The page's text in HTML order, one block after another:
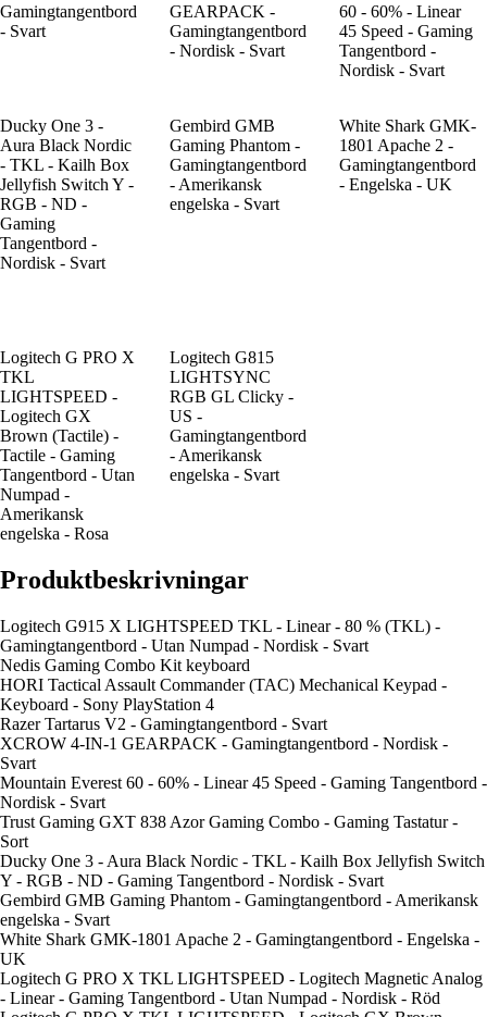
Gamingtangentbord
- Svart
GEARPACK -
Gamingtangentbord
- Nordisk - Svart
60 - 60% - Linear
45 Speed - Gaming
Tangentbord -
Nordisk - Svart
Ducky One 3 -
Aura Black Nordic
- TKL - Kailh Box
Jellyfish Switch Y -
RGB - ND -
Gaming
Tangentbord -
Nordisk - Svart
Gembird GMB
Gaming Phantom -
Gamingtangentbord
- Amerikansk
engelska - Svart
White Shark GMK-
1801 Apache 2 -
Gamingtangentbord
- Engelska - UK
Logitech G PRO X
TKL
LIGHTSPEED -
Logitech GX
Brown (Tactile) -
Tactile - Gaming
Tangentbord - Utan
Numpad -
Amerikansk
engelska - Rosa
Logitech G815
LIGHTSYNC
RGB GL Clicky -
US -
Gamingtangentbord
- Amerikansk
engelska - Svart
Produktbeskrivningar
Logitech G915 X LIGHTSPEED TKL - Linear - 80 % (TKL) -
Gamingtangentbord - Utan Numpad - Nordisk - Svart
Nedis Gaming Combo Kit keyboard
HORI Tactical Assault Commander (TAC) Mechanical Keypad -
Keyboard - Sony PlayStation 4
Razer Tartarus V2 - Gamingtangentbord - Svart
XCROW 4-IN-1 GEARPACK - Gamingtangentbord - Nordisk -
Svart
Mountain Everest 60 - 60% - Linear 45 Speed - Gaming Tangentbord -
Nordisk - Svart
Trust Gaming GXT 838 Azor Gaming Combo - Gaming Tastatur -
Sort
Ducky One 3 - Aura Black Nordic - TKL - Kailh Box Jellyfish Switch
Y - RGB - ND - Gaming Tangentbord - Nordisk - Svart
Gembird GMB Gaming Phantom - Gamingtangentbord - Amerikansk
engelska - Svart
White Shark GMK-1801 Apache 2 - Gamingtangentbord - Engelska -
UK
Logitech G PRO X TKL LIGHTSPEED - Logitech Magnetic Analog
- Linear - Gaming Tangentbord - Utan Numpad - Nordisk - Röd